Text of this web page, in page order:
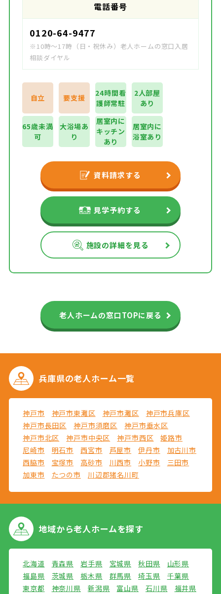
電話番号
0120-64-9477
※10時～17時（日・祝休み）老人ホームの窓口入居
相談ダイヤル
自立 要支援
24時間看
護師常駐
2人部屋
あり
65歳未満
可
大浴場あ
り
居室内に
キッチン
あり
居室内に
浴室あり
資料請求する
見学予約する
施設の詳細を見る
老人ホームの窓口TOPに戻る
兵庫県の老人ホーム一覧
神戸市 神戸市東灘区 神戸市灘区
神戸市兵庫区
神戸市長田区
神戸市須磨区
神戸市垂水区
神戸市北区
神戸市中央区 神戸市西区
姫路市
尼崎市
明石市 西宮市 芦屋市 伊丹市
加古川市
西脇市
宝塚市 高砂市 川西市 小野市
三田市
加東市
たつの市 川辺郡猪名川町
地域から老人ホームを探す
北海道 青森県 岩手県 宮城県 秋田県
山形県
福島県
茨城県 栃木県 群馬県 埼玉県
千葉県
東京都
神奈川県 新潟県 富山県 石川県
福井県